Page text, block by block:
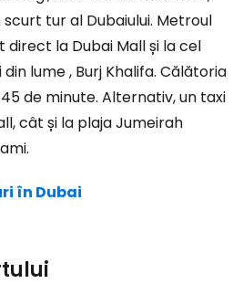
tur al Dubaiului. Metroul
la Dubai Mall și la cel
lume , Burj Khalifa. Călătoria
de minute. Alternativ, un taxi
cât și la plaja Jumeirah
în Dubai